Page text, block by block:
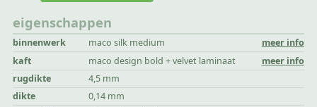
eigenschappen
binnenwerk maco silk medium
meer info
kaft
maco design bold + velvet laminaat
meer info
rugdikte
4,5 mm
dikte
0,14 mm